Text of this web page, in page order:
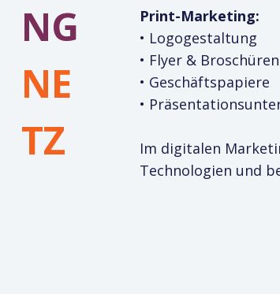
NG
NE
TZ
Print-Marketing:
• Logogestaltung
• Flyer & Broschüren
• Geschäftspapiere
•
Im digitalen
Technologien und